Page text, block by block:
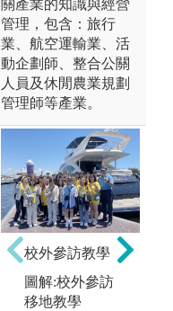
關產業的知識與經營
管理，包含：旅行
業、航空運輸業、活
動企劃師、整合公關
人員及休閒農業規劃
管理師等產業。
二、外國廚藝
課程訓練：國
際大師廚藝示
範教學及實作
校外參訪教學
圖解:校外參訪
移地教學